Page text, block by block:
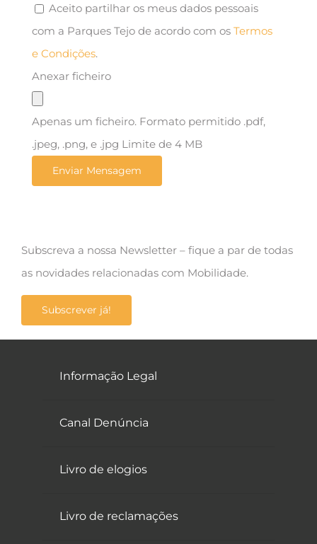
Aceito partilhar os meus dados pessoais
com a Parques Tejo de acordo com os Termos
e Condições.
Anexar ficheiro
Apenas um ficheiro. Formato permitido .pdf,
.jpeg, .png, e .jpg Limite de 4 MB
Subscreva a nossa Newsletter – fique a par de todas
as novidades relacionadas com Mobilidade.
Subscrever já!
Informação Legal
Canal Denúncia
Livro de elogios
Livro de reclamações